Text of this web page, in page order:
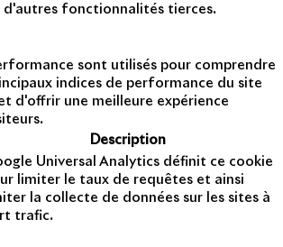
d'autres fonctionnalités tierces.
sont utilisés pour comprendre
indices de performance du site
d'offrir une meilleure expérience
Description
Universal Analytics définit ce cookie
limiter le taux de requêtes et ainsi
la collecte de données sur les sites à
trafic.